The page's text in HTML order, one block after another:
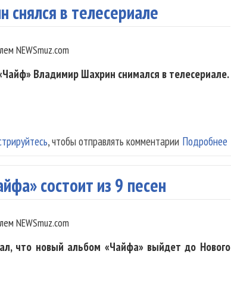
в телесериале
NEWSmuz.com
Владимир Шахрин снимался в телесериале.
Подробнее
, чтобы отправлять комментарии
состоит из 9 песен
NEWSmuz.com
что новый альбом «Чайфа» выйдет до Нового